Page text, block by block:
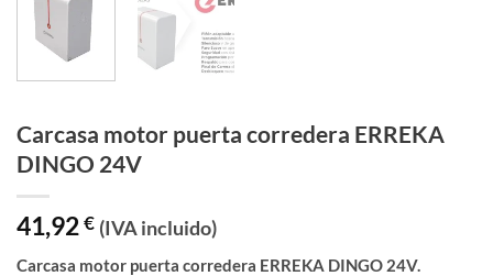
Carcasa motor puerta corredera ERREKA
DINGO 24V
41,92€ (IVA incluido)
Carcasa motor puerta corredera ERREKA DINGO 24V.